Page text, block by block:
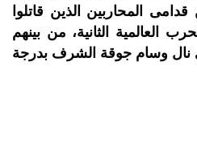
المحاربين الذين قاتلوا
العالمية الثانية، من بينهم
نال وسام جوقة الشرف بدرجة